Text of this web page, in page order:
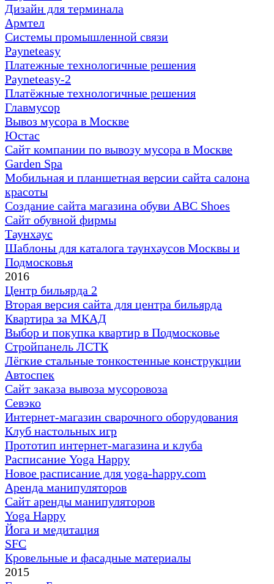
Дизайн для терминала
Армтел
Cистемы промышленной связи
Payneteasy
Платежные технологичные решения
Payneteasy-2
Платёжные технологичные решения
Главмусор
Вывоз мусора в Москве
Юстас
Сайт компании по вывозу мусора в Москве
Garden Spa
Мобильная и планшетная версии сайта салона
красоты
Создание сайта магазина обуви ABC Shoes
Сайт обувной фирмы
Таунхаус
Шаблоны для каталога таунхаусов Москвы и
Подмосковья
2016
Центр бильярда 2
Вторая версия сайта для центра бильярда
Квартира за МКАД
Выбор и покупка квартир в Подмосковье
Стройпанель ЛСТК
Лёгкие стальные тонкостенные конструкции
Автоспек
Сайт заказа вывоза мусоровоза
Севэко
Интернет-магазин сварочного оборудования
Клуб настольных игр
Прототип интернет-магазина и клуба
Расписание Yoga Happy
Новое расписание для yoga-happy.com
Аренда манипуляторов
Сайт аренды манипуляторов
Yoga Happy
Йога и медитация
SFC
Кровельные и фасадные материалы
2015